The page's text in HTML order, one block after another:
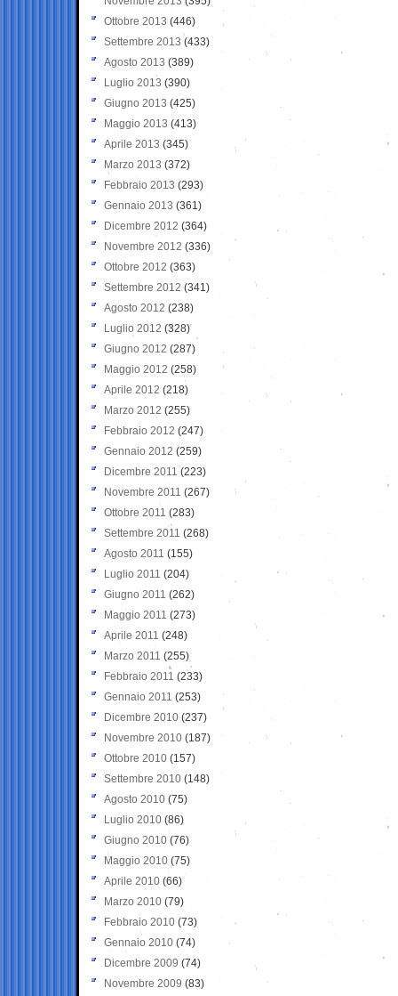
Ottobre 2013 (446)
Settembre 2013 (433)
Agosto 2013 (389)
Luglio 2013 (390)
Giugno 2013 (425)
Maggio 2013 (413)
Aprile 2013 (345)
Marzo 2013 (372)
Febbraio 2013 (293)
Gennaio 2013 (361)
Dicembre 2012 (364)
Novembre 2012 (336)
Ottobre 2012 (363)
Settembre 2012 (341)
Agosto 2012 (238)
Luglio 2012 (328)
Giugno 2012 (287)
Maggio 2012 (258)
Aprile 2012 (218)
Marzo 2012 (255)
Febbraio 2012 (247)
Gennaio 2012 (259)
Dicembre 2011 (223)
Novembre 2011 (267)
Ottobre 2011 (283)
Settembre 2011 (268)
Agosto 2011 (155)
Luglio 2011 (204)
Giugno 2011 (262)
Maggio 2011 (273)
Aprile 2011 (248)
Marzo 2011 (255)
Febbraio 2011 (233)
Gennaio 2011 (253)
Dicembre 2010 (237)
Novembre 2010 (187)
Ottobre 2010 (157)
Settembre 2010 (148)
Agosto 2010 (75)
Luglio 2010 (86)
Giugno 2010 (76)
Maggio 2010 (75)
Aprile 2010 (66)
Marzo 2010 (79)
Febbraio 2010 (73)
Gennaio 2010 (74)
Dicembre 2009 (74)
Novembre 2009 (83)